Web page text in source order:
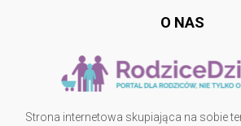
O NAS
Strona internetowa skupiająca na sobie